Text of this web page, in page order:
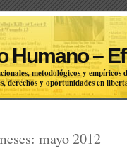
Humano –
metodológicos y empíricos
derechos y oportunidades en
mayo 2012